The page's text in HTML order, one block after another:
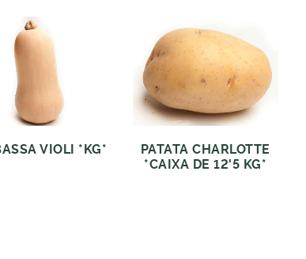
VIOLI *KG*
PATATA CHARLOTTE
*CAIXA DE 12'5 KG*